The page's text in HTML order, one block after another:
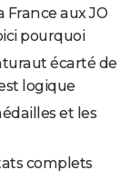
France aux JO
pourquoi
écarté de
logique
et les
complets